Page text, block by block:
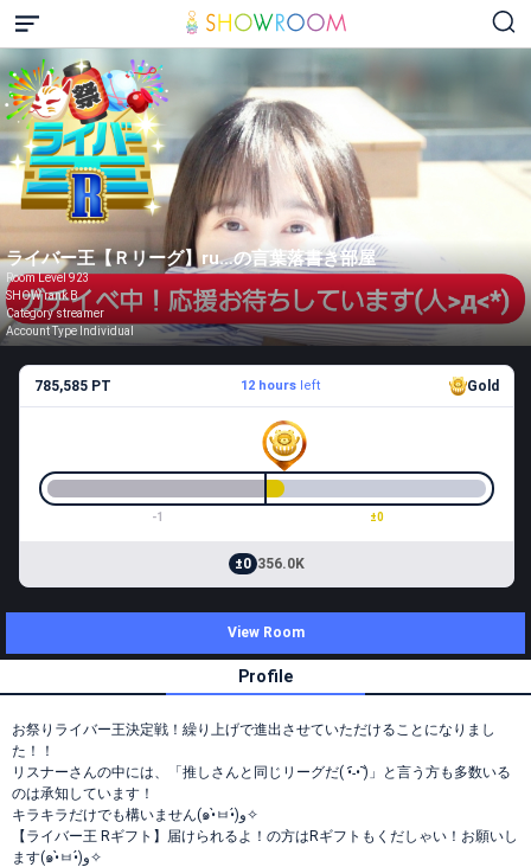
ライバー王【Ｒリーグ】ru…の言葉落書き部屋
Room Level 923
SHOW rank B
Category streamer
Account Type Individual
785,585 PT 12 hours left Gold
-1 ±0
±0 356.0K
View Room
Profile
お祭りライバー王決定戦！繰り上げで進出させていただけることになりまし
た！！
リスナーさんの中には、「推しさんと同じリーグだ( •︠˗•︡ )」と言う方も多数いる
のは承知しています！
キラキラだけでも構いません(๑•̀ㅂ•́)و✧
【ライバー王 Rギフト】届けられるよ！の方はRギフトもくだしゃい！お願いし
ます(๑•̀ㅂ•́)و✧